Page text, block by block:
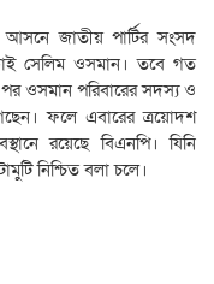
জাতীয় পার্টির সংসদ
সেলিম ওসমান। তবে গত
ওসমান পরিবারের সদস্য ও
ফলে এবারের ত্রয়োদশ
রয়েছে বিএনপি। যিনি
নিশ্চিত বলা চলে।